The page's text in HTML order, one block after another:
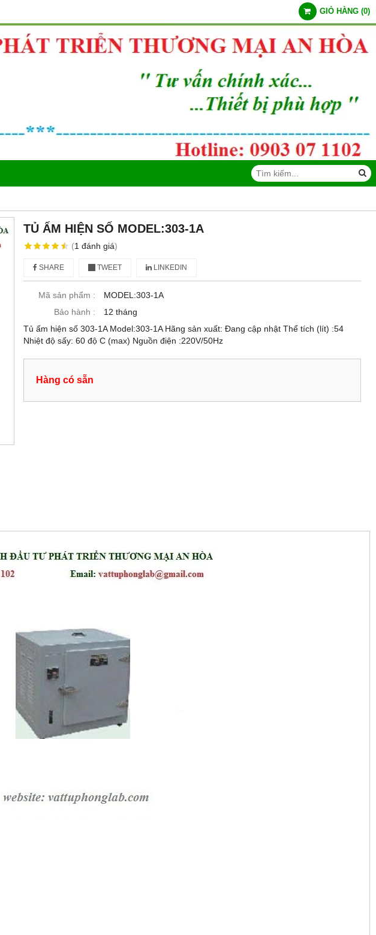
GIỎ HÀNG (0)
TỦ ẤM HIỆN SỐ MODEL:303-1A
(1đánh giá)
SHARE TWEET LINKEDIN
Mã sản phẩm :
MODEL:303-1A
Bảo hành :
12 tháng
Tủ ấm hiện số 303-1A Model:303-1A Hãng sản xuất: Đang cập nhật Thể tích (lít) :54
Nhiệt độ sấy: 60 độ C (max) Nguồn điện :220V/50Hz
Hàng có sẵn